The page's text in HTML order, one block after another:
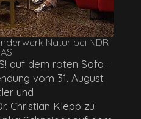
Natur bei NDR
auf dem roten Sofa –
vom 31. August
und
Christian Klepp zu